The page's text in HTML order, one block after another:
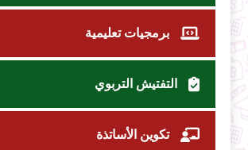
برمجيات تعليمية
التفتيش التربوي
تكوين الأساتذة